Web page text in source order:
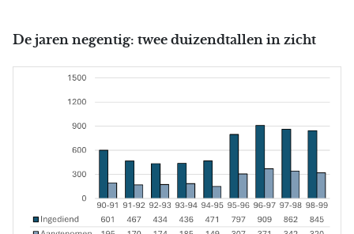
De jaren negentig: twee duizendtallen in zicht